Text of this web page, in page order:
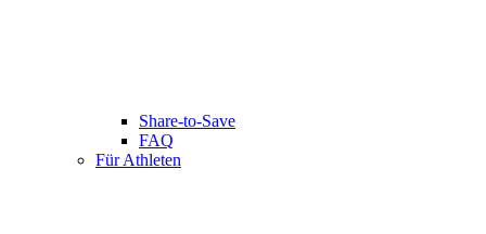
Share-to-Save
FAQ
Für Athleten